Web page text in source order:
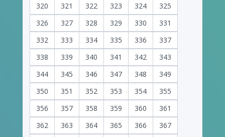
320
321 322 323 324
325
326
327 328 329 330
331
332
333 334 335 336
337
338
339 340 341 342
343
344
345 346 347 348
349
350
351 352 353 354
355
356
357 358 359 360
361
362
363 364 365 366
367